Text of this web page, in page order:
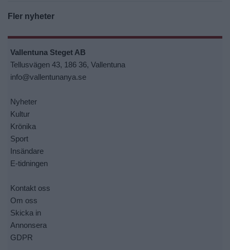
Fler nyheter
Vallentuna Steget AB
Tellusvägen 43, 186 36, Vallentuna
info@vallentunanya.se
Nyheter
Kultur
Krönika
Sport
Insändare
E-tidningen
Kontakt oss
Om oss
Skicka in
Annonsera
GDPR